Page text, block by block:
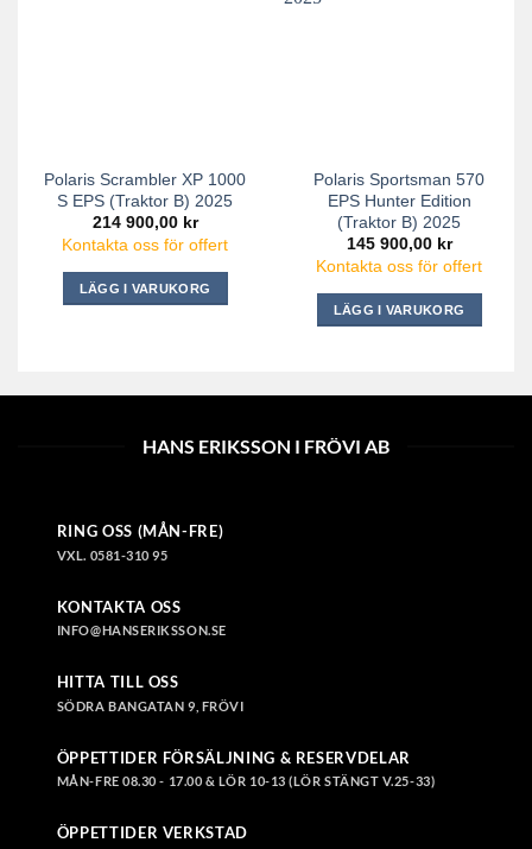
Polaris Scrambler XP 1000
S EPS (Traktor B) 2025
214 900,00 kr
Kontakta oss för offert
LÄGG I VARUKORG
Polaris Sportsman 570
EPS Hunter Edition
(Traktor B) 2025
145 900,00 kr
Kontakta oss för offert
LÄGG I VARUKORG
HANS ERIKSSON I FRÖVI AB
RING OSS (MÅN-FRE)
VXL. 0581-310 95
KONTAKTA OSS
INFO@HANSERIKSSON.SE
HITTA TILL OSS
SÖDRA BANGATAN 9, FRÖVI
ÖPPETTIDER FÖRSÄLJNING & RESERVDELAR
MÅN-FRE 08.30 - 17.00 & LÖR 10-13 (LÖR STÄNGT V.25-33)
ÖPPETTIDER VERKSTAD